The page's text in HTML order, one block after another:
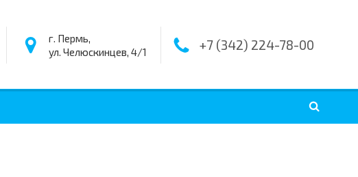
г. Пермь,
ул. Челюскинцев, 4/1
+7 (342) 224-78-00